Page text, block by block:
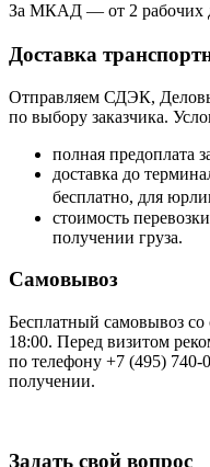
За МКАД — от 2 рабочих
Доставка
Отправляем СДЭК,
по выбору заказчика.
полная предоплата
доставка до
бесплатно, для
стоимость
получении груза.
Самовывоз
Бесплатный самовывоз
18:00. Перед визитом
по телефону +7 (495)
получении.
Задать свой вопрос